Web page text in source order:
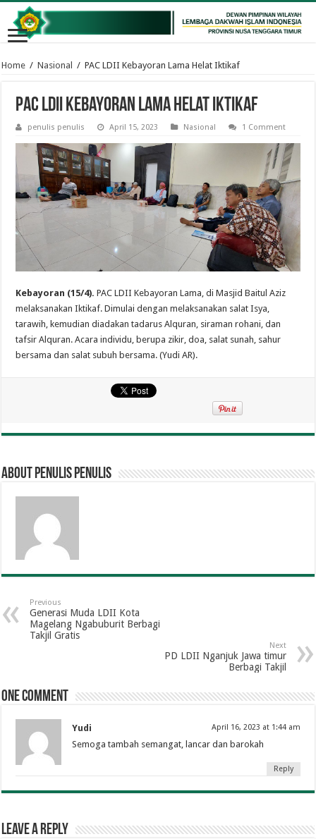
Home / Nasional / PAC LDII Kebayoran Lama Helat Iktikaf
PAC LDII Kebayoran Lama Helat Iktikaf
penulis penulis April 15, 2023 Nasional 1 Comment
Kebayoran (15/4). PAC LDII Kebayoran Lama, di Masjid Baitul Aziz
melaksanakan Iktikaf. Dimulai dengan melaksanakan salat Isya,
tarawih, kemudian diadakan tadarus Alquran, siraman rohani, dan
tafsir Alquran. Acara individu, berupa zikir, doa, salat sunah, sahur
bersama dan salat subuh bersama. (Yudi AR).
About penulis penulis
Previous
Generasi Muda LDII Kota
Magelang Ngabuburit Berbagi
Takjil Gratis
Next
PD LDII Nganjuk Jawa timur
Berbagi Takjil
One comment
Yudi April 16, 2023 at 1:44 am
Semoga tambah semangat, lancar dan barokah
Reply
Leave a Reply